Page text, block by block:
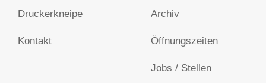
Druckerkneipe
Kontakt
Archiv
Öffnungszeiten
Jobs / Stellen